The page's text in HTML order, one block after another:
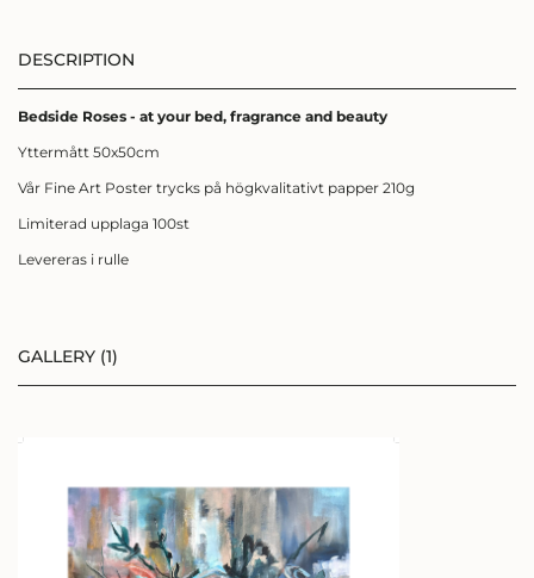
DESCRIPTION
Bedside Roses - at your bed, fragrance and beauty
Yttermått 50x50cm
Vår Fine Art Poster trycks på högkvalitativt papper 210g
Limiterad upplaga 100st
Levereras i rulle
GALLERY (1)
SIGN UP FÖR
Få ett kärleksbrev från mig till dig,
där du får